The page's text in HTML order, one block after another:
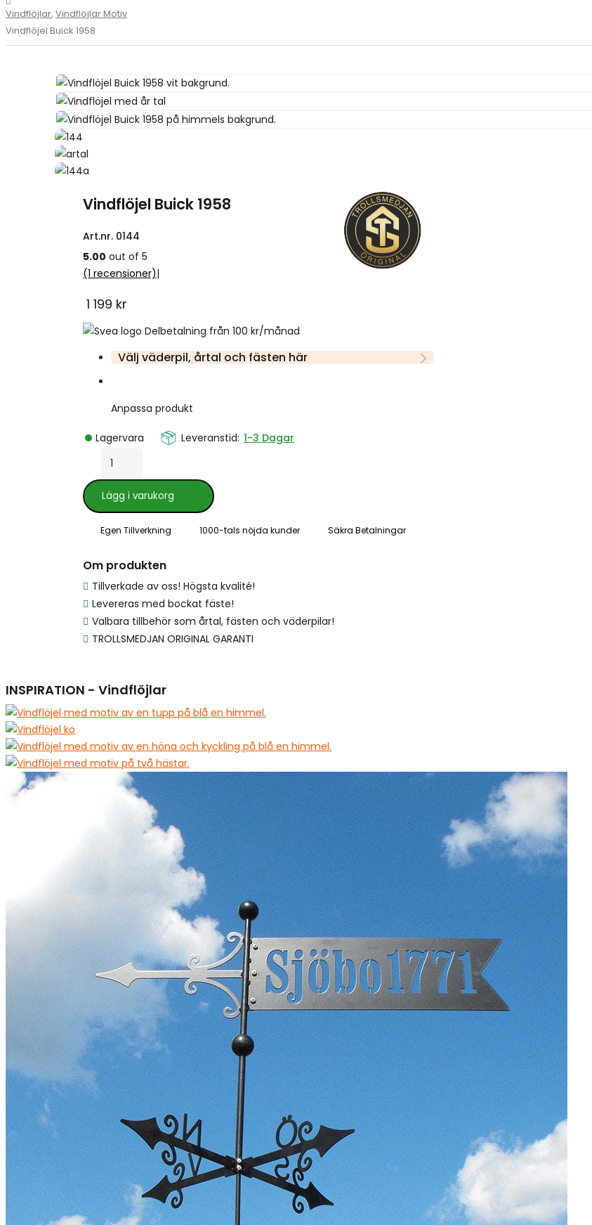
Vindflöjlar, Vindflöjlar Motiv
Vindflöjel Buick 1958
Vindflöjel Buick 1958
Art.nr. 0144
5.00 out of 5
(1 recensioner)|
1 199 kr
Delbetalning från 100 kr/månad
Välj väderpil, årtal och fästen här
Anpassa produkt
Lagervara Leveranstid: 1-3 Dagar
Lägg i varukorg
Egen Tillverkning 1000-tals nöjda kunder Säkra Betalningar
Om produkten
Tillverkade av oss! Högsta kvalité!
Levereras med bockat fäste!
Valbara tillbehör som årtal, fästen och väderpilar!
TROLLSMEDJAN ORIGINAL GARANTI
INSPIRATION - Vindflöjlar